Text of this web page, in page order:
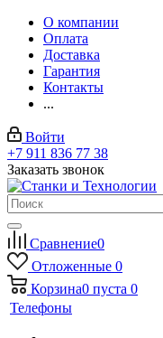
О компании
Оплата
Доставка
Гарантия
Контакты
...
Войти
+7 911 836 77 38
Заказать звонок
Сравнение0
Отложенные 0
Корзина0 пуста 0
Телефоны